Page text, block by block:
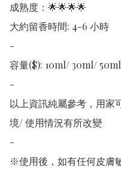
成熟度：🌟🌟🌟🌟
大約留香時間: 4-6 小時
-
容量($): 10ml/ 30ml/
-
以上資訊純屬參考，用家
境/ 使用情況有所改變
-
※使用後，如有任何皮膚